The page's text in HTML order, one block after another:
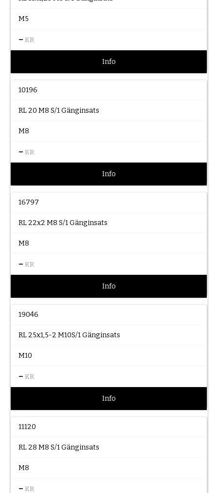
M5
– KR
Info
10196
RL 20 M8 S/1 Gänginsats
M8
– KR
Info
16797
RL 22x2 M8 S/1 Gänginsats
M8
– KR
Info
19046
RL 25x1,5-2 M10S/1 Gänginsats
M10
– KR
Info
11120
RL 28 M8 S/1 Gänginsats
M8
– KR